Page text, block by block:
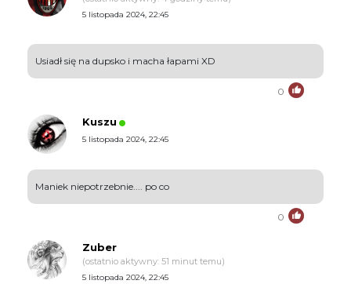
5 listopada 2024, 22:45
Usiadł się na dupsko i macha łapami XD
0
Kuszu
5 listopada 2024, 22:45
Maniek niepotrzebnie.... po co
0
Zuber
(ostatnio aktywny: 51 minut temu)
5 listopada 2024, 22:45